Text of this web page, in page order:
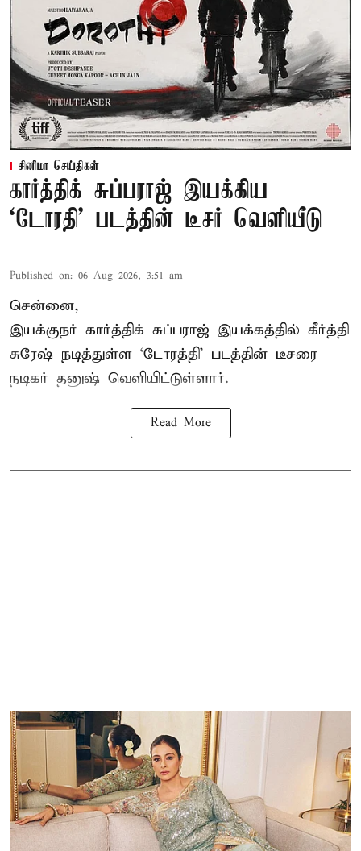
சினிமா செய்திகள்
கார்த்திக் சுப்பராஜ் இயக்கிய
`டோரதி' படத்தின் டீசர் வெளியீடு
Published on: 06 Aug 2026, 3:51 am
சென்னை,
இயக்குநர் கார்த்திக் சுப்பராஜ் இயக்கத்தில் கீர்த்தி
சுரேஷ் நடித்துள்ள `டோரத்தி' படத்தின் டீசரை
நடிகர் தனுஷ் வெளியிட்டுள்ளார்.
Read More